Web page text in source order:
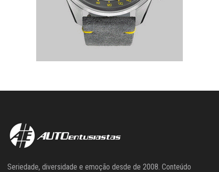
Seriedade, diversidade e emoção desde de 2008. Conteúdo